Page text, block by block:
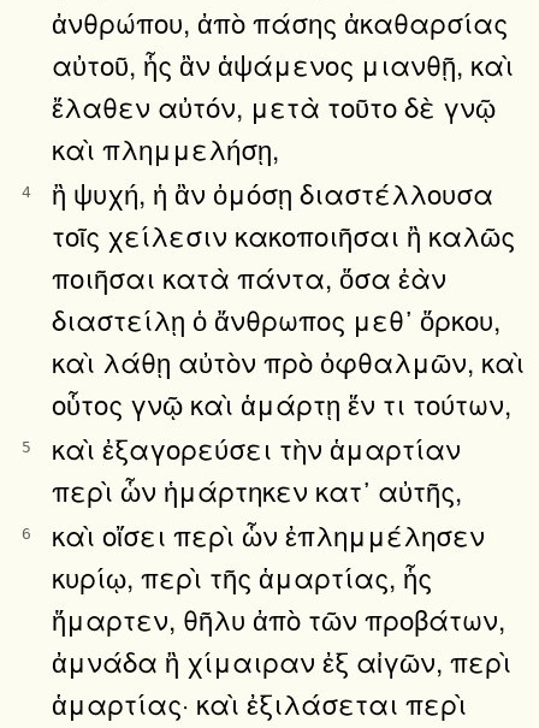
ἀνθρώπου, ἀπὸ πάσης ἀκαθαρσίας
αὐτοῦ, ἧς ἂν ἁψάμενος μιανθῇ, καὶ
ἔλαθεν αὐτόν, μετὰ τοῦτο δὲ γνῷ
καὶ πλημμελήσῃ,
4
ἢ ψυχή, ἡ ἂν ὀμόσῃ διαστέλλουσα
τοῖς χείλεσιν κακοποιῆσαι ἢ καλῶς
ποιῆσαι κατὰ πάντα, ὅσα ἐὰν
διαστείλῃ ὁ ἄνθρωπος μεθ᾿ ὅρκου,
καὶ λάθῃ αὐτὸν πρὸ ὀφθαλμῶν, καὶ
οὗτος γνῷ καὶ ἁμάρτῃ ἕν τι τούτων,
5
καὶ ἐξαγορεύσει τὴν ἁμαρτίαν
περὶ ὧν ἡμάρτηκεν κατ᾿ αὐτῆς,
6
καὶ οἴσει περὶ ὧν ἐπλημμέλησεν
κυρίῳ, περὶ τῆς ἁμαρτίας, ἧς
ἥμαρτεν, θῆλυ ἀπὸ τῶν προβάτων,
ἀμνάδα ἢ χίμαιραν ἐξ αἰγῶν, περὶ
ἁμαρτίας· καὶ ἐξιλάσεται περὶ